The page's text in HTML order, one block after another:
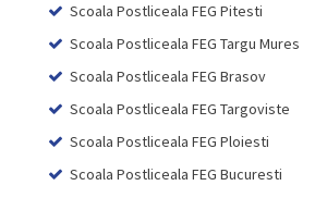
Scoala Postliceala FEG Pitesti
Scoala Postliceala FEG Targu Mures
Scoala Postliceala FEG Brasov
Scoala Postliceala FEG Targoviste
Scoala Postliceala FEG Ploiesti
Scoala Postliceala FEG Bucuresti